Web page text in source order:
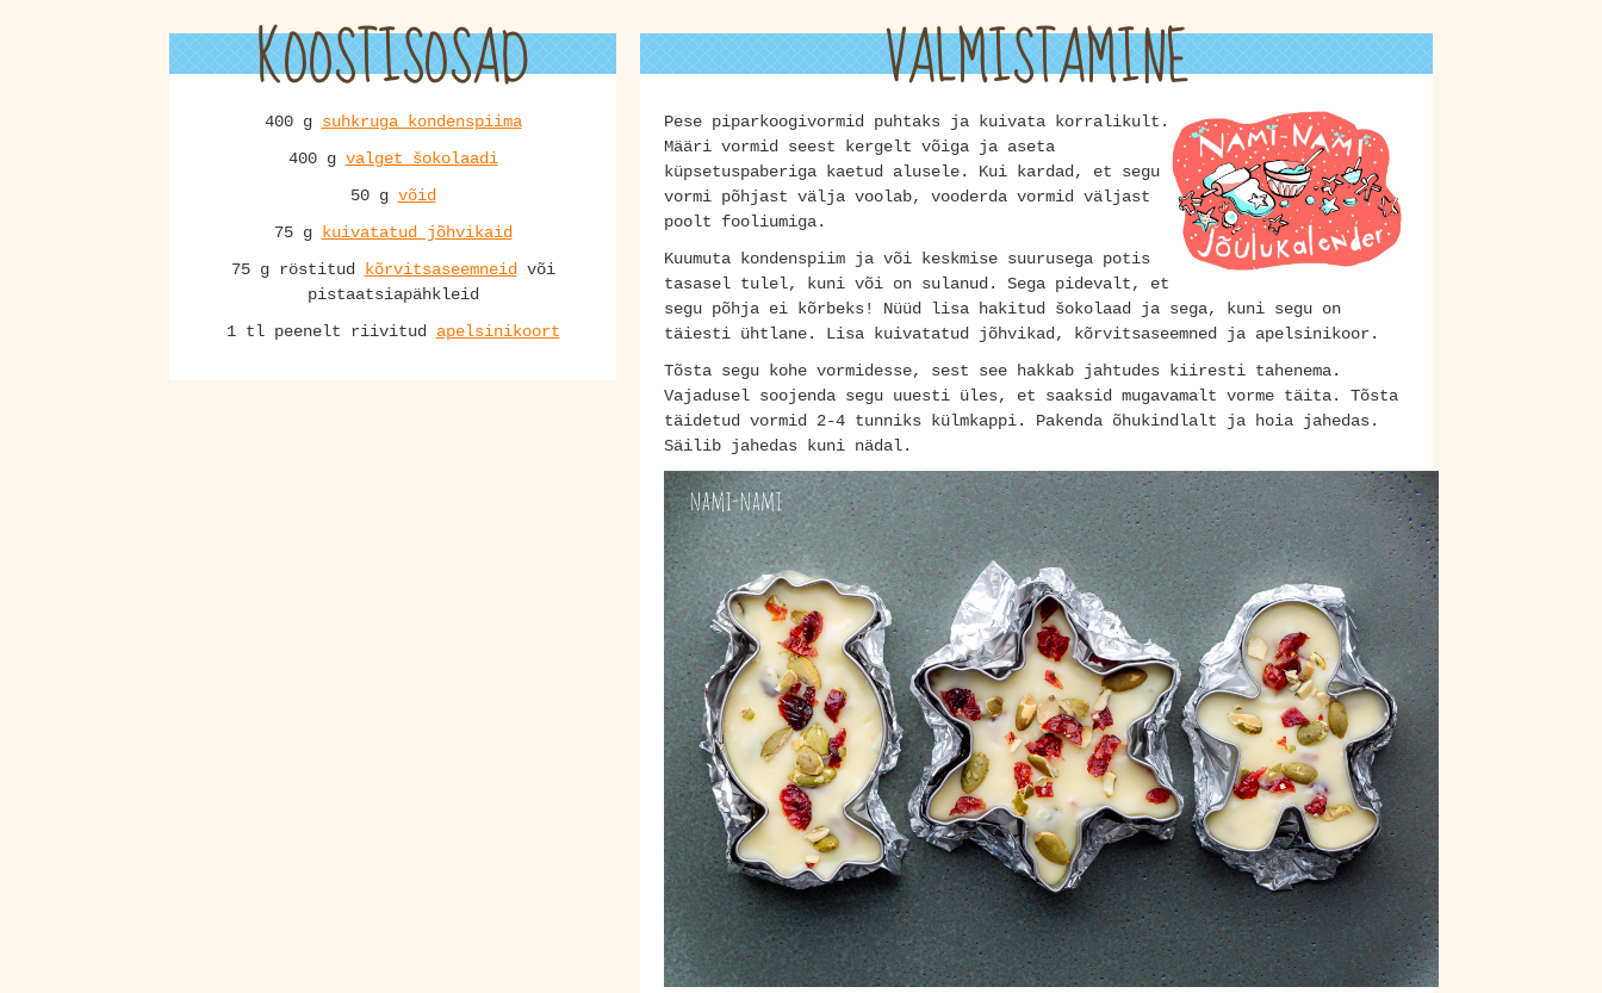
KOOSTISOSAD
400 g suhkruga kondenspiima
400 g valget šokolaadi
50 g võid
75 g kuivatatud jõhvikaid
75 g röstitud kõrvitsaseemneidvõi
pistaatsiapähkleid
1 tl peenelt riivitud apelsinikoort
VALMISTAMINE
Pese piparkoogivormid puhtaks ja kuivata korralikult.
Määri vormid seest kergelt võiga ja aseta
küpsetuspaberiga kaetud alusele. Kui kardad, et segu
vormi põhjast välja voolab, vooderda vormid väljast
poolt fooliumiga.
Kuumuta kondenspiim ja või keskmise suurusega potis
tasasel tulel, kuni või on sulanud. Sega pidevalt, et
segu põhja ei kõrbeks! Nüüd lisa hakitud šokolaad ja sega, kuni segu on
täiesti ühtlane. Lisa kuivatatud jõhvikad, kõrvitsaseemned ja apelsinikoor.
Tõsta segu kohe vormidesse, sest see hakkab jahtudes kiiresti tahenema.
Vajadusel soojenda segu uuesti üles, et saaksid mugavamalt vorme täita. Tõsta
täidetud vormid 2-4 tunniks külmkappi. Pakenda õhukindlalt ja hoia jahedas.
Säilib jahedas kuni nädal.